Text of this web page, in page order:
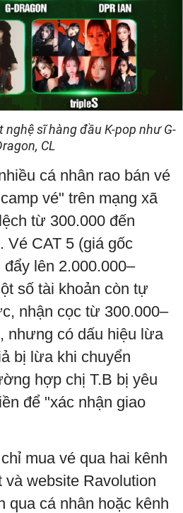
sĩ hàng đầu K-pop như G-
CL
cá nhân rao bán vé
vé" trên mạng xã
từ 300.000 đến
Vé CAT 5 (giá gốc
lên 2.000.000–
số tài khoản còn tự
nhận cọc từ 300.000–
nhưng có dấu hiệu lừa
bị lừa khi chuyển
hợp chị T.B bị yêu
để "xác nhận giao
mua vé qua hai kênh
website Ravolution
qua cá nhân hoặc kênh